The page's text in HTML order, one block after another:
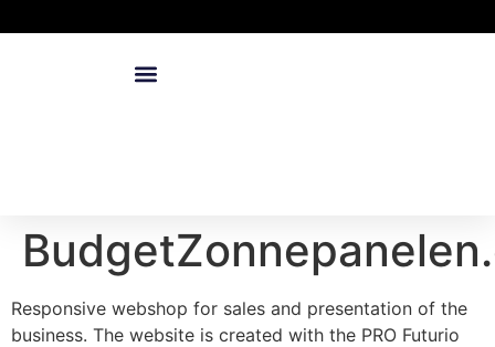
Responsive webshop for sales and presentation of the
business. The website is created with the PRO Futurio